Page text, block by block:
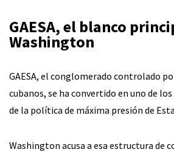
GAESA, el blanco
Washington
GAESA, el conglomerado controlado
cubanos, se ha convertido en uno de
de la política de máxima presión de
Washington acusa a esa estructura de